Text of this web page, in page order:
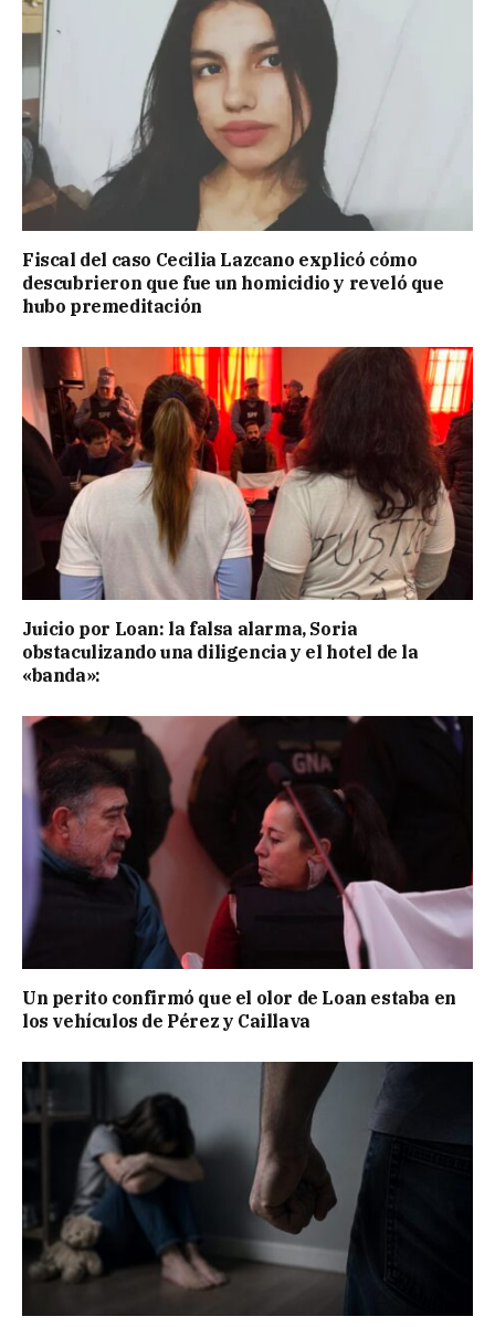
Fiscal del caso Cecilia Lazcano explicó cómo
descubrieron que fue un homicidio y reveló que
hubo premeditación
Juicio por Loan: la falsa alarma, Soria
obstaculizando una diligencia y el hotel de la
«banda»:
Un perito confirmó que el olor de Loan estaba en
los vehículos de Pérez y Caillava